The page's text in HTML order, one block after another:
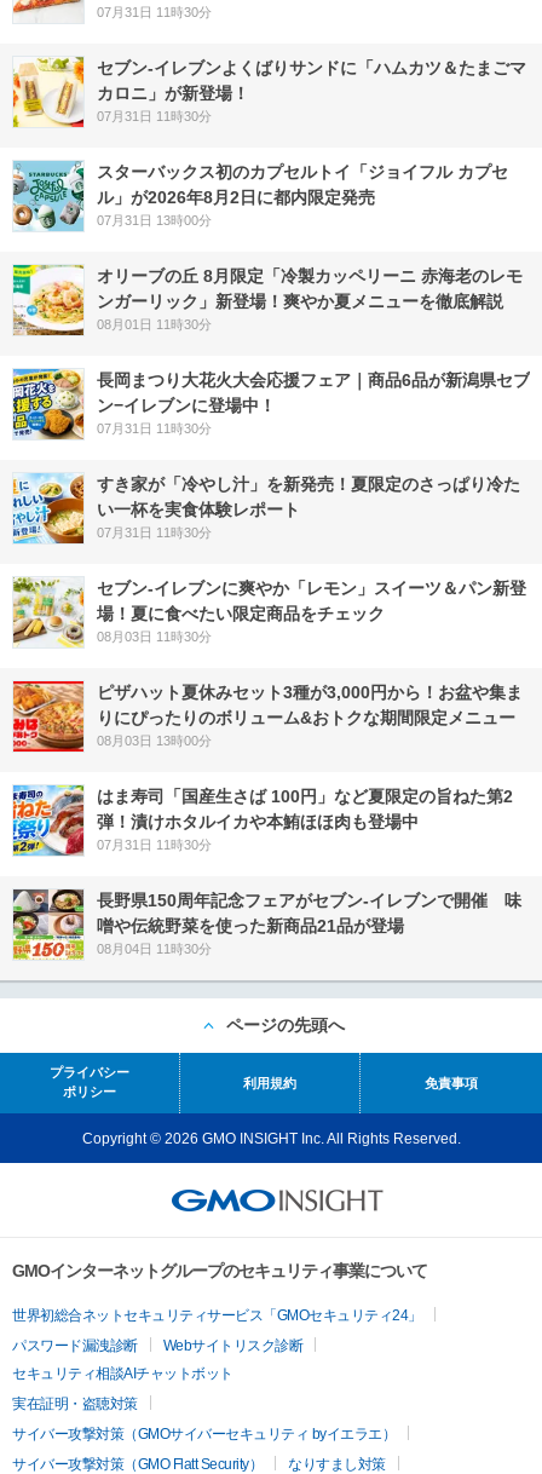
07月31日 11時30分
セブン‐イレブンよくばりサンドに「ハムカツ＆たまごマ
カロニ」が新登場！
07月31日 11時30分
スターバックス初のカプセルトイ「ジョイフル カプセ
ル」が2026年8月2日に都内限定発売
07月31日 13時00分
オリーブの丘 8月限定「冷製カッペリーニ 赤海老のレモ
ンガーリック」新登場！爽やか夏メニューを徹底解説
08月01日 11時30分
長岡まつり大花火大会応援フェア｜商品6品が新潟県セブ
ン−イレブンに登場中！
07月31日 11時30分
すき家が「冷やし汁」を新発売！夏限定のさっぱり冷た
い一杯を実食体験レポート
07月31日 11時30分
セブン‐イレブンに爽やか「レモン」スイーツ＆パン新登
場！夏に食べたい限定商品をチェック
08月03日 11時30分
ピザハット夏休みセット3種が3,000円から！お盆や集ま
りにぴったりのボリューム&おトクな期間限定メニュー
08月03日 13時00分
はま寿司「国産生さば 100円」など夏限定の旨ねた第2
弾！漬けホタルイカや本鮪ほほ肉も登場中
07月31日 11時30分
長野県150周年記念フェアがセブン-イレブンで開催 味
噌や伝統野菜を使った新商品21品が登場
08月04日 11時30分
ページの先頭へ
プライバシー
ポリシー
利用規約 免責事項
Copyright © 2026 GMO INSIGHT Inc. All Rights Reserved.
GMOインターネットグループのセキュリティ事業について
世界初総合ネットセキュリティサービス「GMOセキュリティ24」
パスワード漏洩診断
Webサイトリスク診断
セキュリティ相談AIチャットボット
実在証明・盗聴対策
サイバー攻撃対策（GMOサイバーセキュリティ byイエラエ）
サイバー攻撃対策（GMO Flatt Security）
なりすまし対策